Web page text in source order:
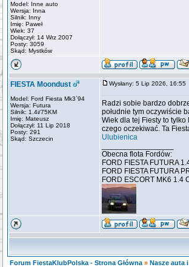
Model: Inne auto
Wersja: Inna
Silnik: Inny
Imię: Paweł
Wiek: 37
Dołączył: 14 Wrz 2007
Posty: 3059
Skąd: Mystków
FIESTA Moondust
Model: Ford Fiesta Mk3`94
Wersja: Futura
Silnik: 1.4i/75KM
Imię: Mateusz
Dołączył: 11 Lip 2018
Posty: 291
Skąd: Szczecin
Wysłany: 5 Lip 2026, 16:55
Radzi sobie bardzo
południe tym oczywiście
Wiek dla tej Fiesty to
czego oczekiwać. Ta
Ulubienica
Obecna flota Fordów:
FORD FIESTA FUTURA
FORD FIESTA FUTURA
FORD ESCORT MK6 1.4
Forum FiestaKlubPolska - Strona Główna » Nasze auta